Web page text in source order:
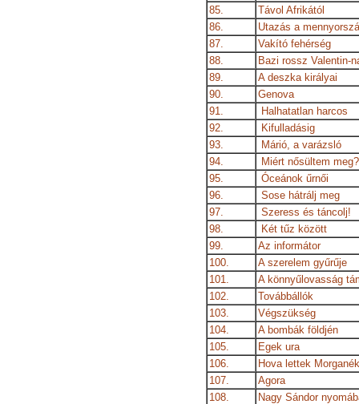
85.
Távol Afrikától
86.
Utazás a
87.
Vakító fehérség
88.
Bazi rossz Valentin-
89.
A deszka királyai
90.
Genova
91.
Halhatatlan harcos
92.
Kifulladásig
93.
Márió, a varázsló
94.
Miért nősültem meg?
95.
Óceánok űrnői
96.
Sose hátrálj meg
97.
Szeress és táncolj!
98.
Két tűz között
99.
Az informátor
100.
A szerelem gyűrűje
101.
A könnyűlovasság
102.
Továbbállók
103.
Végszükség
104.
A bombák földjén
105.
Egek ura
106.
Hova lettek
107.
Agora
108.
Nagy Sándor